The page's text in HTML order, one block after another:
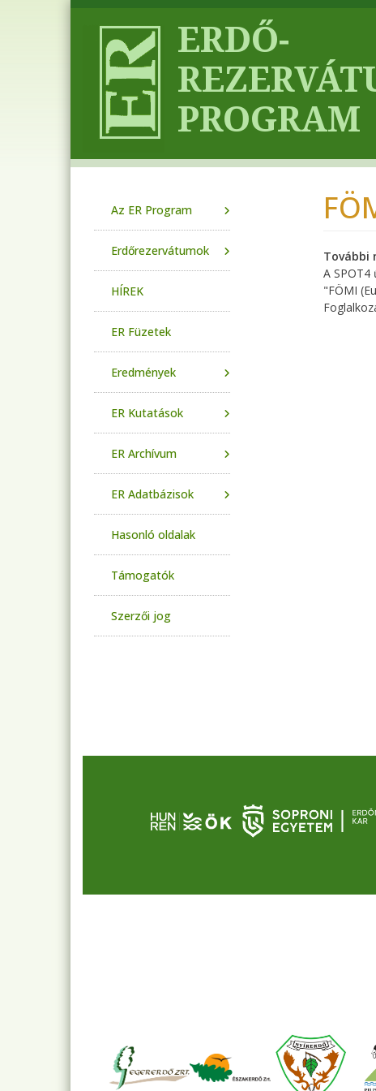
További
A
"FÖMI
Az ER Program
Erdőrezervátumok
HÍREK
ER Füzetek
Eredmények
ER Kutatások
ER Archívum
ER Adatbázisok
Hasonló oldalak
Támogatók
Szerzői jog